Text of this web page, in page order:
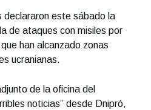
declararon este sábado la
de ataques con misiles por
han alcanzado zonas
ucranianas.
de la oficina del
noticias” desde Dnipró,